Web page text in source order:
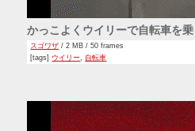
かっこよくウイリーで自転車を
スゴワザ / 2 MB / 50 frames
[tags] ウイリー 自転車